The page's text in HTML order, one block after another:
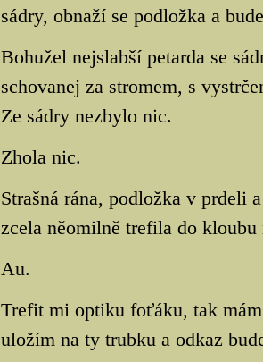
sádry, obnaží se podložka a
Bohužel nejslabší petarda se
schovanej za stromem, s
Ze sádry nezbylo nic.
Zhola nic.
Strašná rána, podložka v prdeli
zcela něomilně trefila do kloubu
Au.
Trefit mi optiku foťáku, tak
uložím na ty trubku a odkaz